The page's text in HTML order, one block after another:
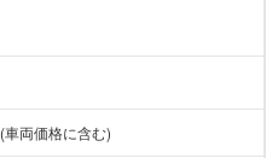
(車両価格に含む)